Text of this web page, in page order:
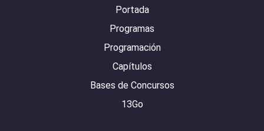
Portada
Programas
Programación
Capítulos
Bases de Concursos
13Go